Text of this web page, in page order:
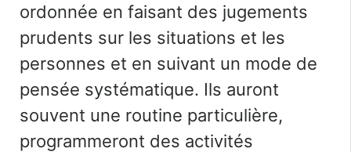
ordonnée en faisant des jugements
prudents sur les situations et les
personnes et en suivant un mode de
pensée systématique. Ils auront
souvent une routine particulière,
programmeront des activités